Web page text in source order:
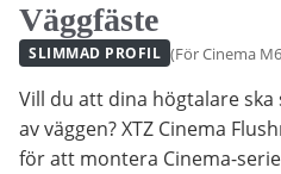
Väggfäste
SLIMMAD PROFIL (För Cinema
Vill du att dina högtalare
av väggen? XTZ Cinema
för att montera Cinema-